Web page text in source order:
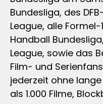
Bundesliga, des
League, alle Formel-
Handball
League, sowie das
Film- und
jederzeit ohne
als 1.000 Filme,